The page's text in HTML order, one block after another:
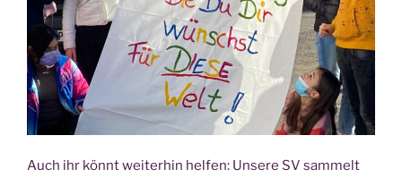
Auch ihr könnt wei­ter­hin hel­fen: Unse­re SV sam­melt